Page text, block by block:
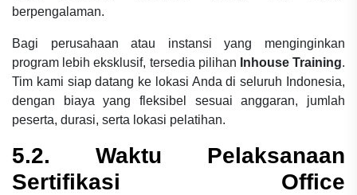
berpengalaman.
Bagi perusahaan atau instansi yang menginginkan
program lebih eksklusif, tersedia pilihan Inhouse Training.
Tim kami siap datang ke lokasi Anda di seluruh Indonesia,
dengan biaya yang fleksibel sesuai anggaran, jumlah
peserta, durasi, serta lokasi pelatihan.
5.2. Waktu Pelaksanaan
Sertifikasi Office